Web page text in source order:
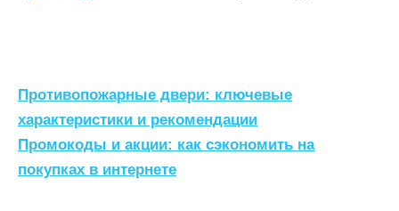
Н
а
в
и
Противопожарные двери: ключевые
характеристики и рекомендации
Промокоды и акции: как сэкономить на
покупках в интернете